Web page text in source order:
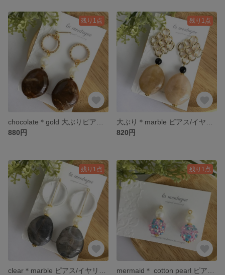
残り1点
880円
残り1点
820円
残り1点 残り1点